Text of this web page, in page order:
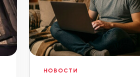
НОВОСТИ